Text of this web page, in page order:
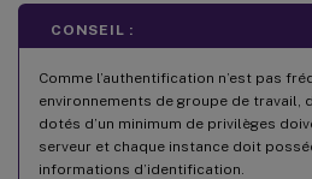
CONSEIL :
Comme l’authentification n’est pas
environnements de groupe de travail,
dotés d’un minimum de privilèges
serveur et chaque instance doit
informations d’identification.